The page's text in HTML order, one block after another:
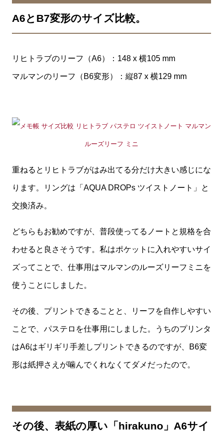
A6とB7変形のサイズ比較。
リヒトラブのリーフ（A6）：148 x 横105 mm
マルマンのリーフ（B6変形）：縦87 x 横129 mm
重ねるとリヒトラブがはみ出てる分だけ大きい感じにな
ります。リングは「AQUA DROPs ツイストノート」と
交換済み。
どちらもお勧めですが、普段使ってるノートと規格を合
わせると良さそうです。私はポケットに入れやすいサイ
ズってことで、仕事用はマルマンのルーズリーフミニを
使うことにしました。
その後、プリントできることと、リーフを自作しやすい
ことで、パステロを仕事用にしました。うちのプリンタ
はA6はギリギリ手差しプリントできるのですが、B6変
形は紙押さえが噛んでくれなくてダメだったので。
その後、表紙の厚い「hirakuno」A6サイ